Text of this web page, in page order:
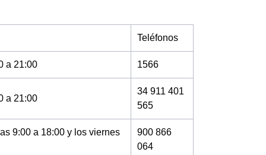
Teléfonos
a 21:00 1566
a 21:00
34 911 401
565
9:00 a 18:00 y los viernes
900 866
064